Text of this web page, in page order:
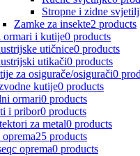
Stropne i zidne
Zamke za insekte2 products
ormari i kutije0 products
utičnice0 products
utikači0 products
za osigurače/osigurači0
kutije0 products
ormari0 products
i pribor0 products
za metal0 products
oprema25 products
oprema0 products